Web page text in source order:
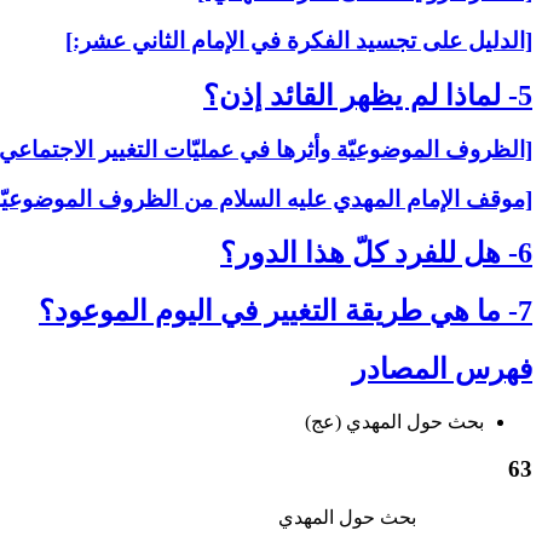
[الدليل على تجسيد الفكرة في الإمام الثاني عشر:]
5- لماذا لم يظهر القائد إذن؟
[الظروف الموضوعيّة وأثرها في عمليّات التغيير
[موقف الإمام المهدي عليه السلام من الظروف
6- هل للفرد كلّ هذا الدور؟
7- ما هي طريقة التغيير في اليوم الموعود؟
فهرس المصادر
بحث حول المهدي (عج)
63
بحث حول المهدي‏